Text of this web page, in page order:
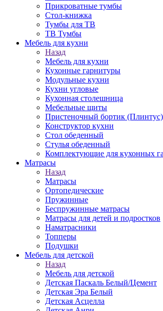
Прикроватные тумбы
Стол-книжка
Тумбы для ТВ
ТВ Тумбы
Мебель для кухни
Назад
Мебель для кухни
Кухонные гарнитуры
Модульные кухни
Кухни угловые
Кухонная столешница
Мебельные щиты
Пристеночный бортик (Плинтус)
Конструктор кухни
Стол обеденный
Стулья обеденный
Комплектующие для кухонных
Матраcы
Назад
Матраcы
Ортопедические
Пружинные
Беспружинные матрасы
Матрасы для детей и подростков
Наматрасники
Топперы
Подушки
Мебель для детской
Назад
Мебель для детской
Детская Паскаль Белый/Цемент
Детская Эра Белый
Детская Асцелла